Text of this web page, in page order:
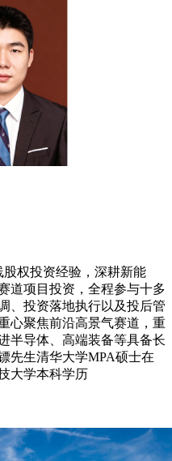
权投资经验，深耕新能
道项目投资，全程参与十多
、投资落地执行以及投后管
心聚焦前沿高景气赛道，重
半导体、高端装备等具备长
先生清华大学MPA硕士在
大学本科学历